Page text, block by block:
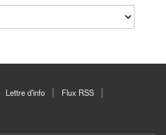
Lettre d’info
Flux RSS